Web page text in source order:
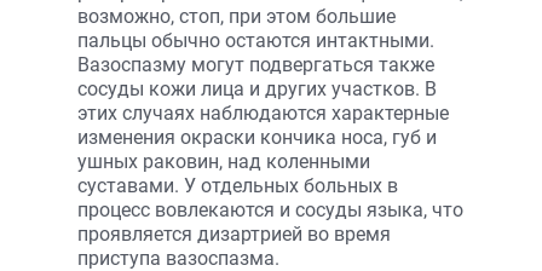
возможно, стоп, при этом большие
пальцы обычно остаются интактными.
Вазоспазму могут подвергаться также
сосуды кожи лица и других участков. В
этих случаях наблюдаются характерные
изменения окраски кончика носа, губ и
ушных раковин, над коленными
суставами. У отдельных больных в
процесс вовлекаются и сосуды языка, что
проявляется дизартрией во время
приступа вазоспазма.